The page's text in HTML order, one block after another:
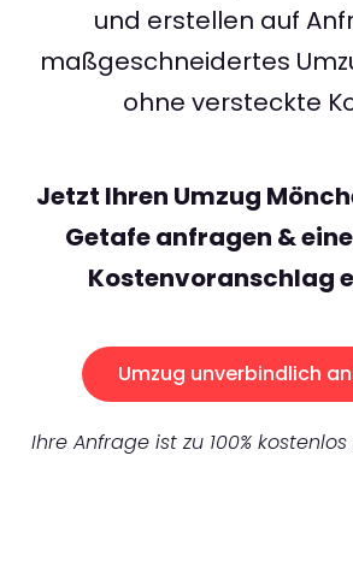
und erstellen auf
maßgeschneidertes
ohne versteckte
Jetzt Ihren Umzug
Getafe anfragen &
Kostenvoranschlag
Umzug unverbindlich
Ihre Anfrage ist zu 100%